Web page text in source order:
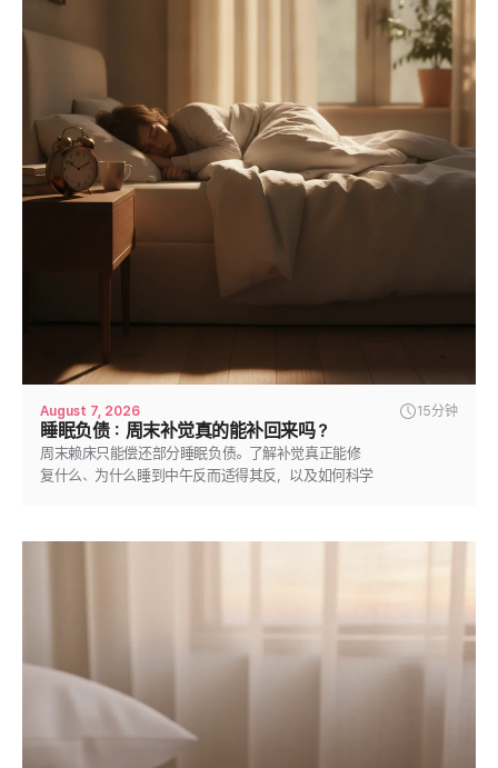
August 7, 2026 15分钟
睡眠负债：周末补觉真的能补回来吗？
周末赖床只能偿还部分睡眠负债。了解补觉真正能修
复什么、为什么睡到中午反而适得其反，以及如何科学